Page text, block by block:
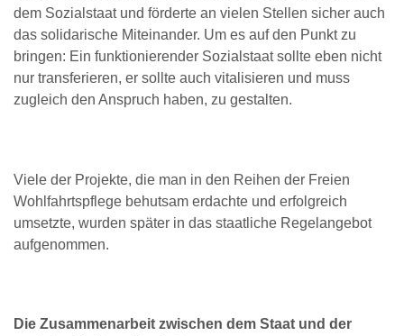
dem Sozialstaat und förderte an vielen Stellen sicher auch
das solidarische Miteinander. Um es auf den Punkt zu
bringen: Ein funktionierender Sozialstaat sollte eben nicht
nur transferieren, er sollte auch vitalisieren und muss
zugleich den Anspruch haben, zu gestalten.
Viele der Projekte, die man in den Reihen der Freien
Wohlfahrtspflege behutsam erdachte und erfolgreich
umsetzte, wurden später in das staatliche Regelangebot
aufgenommen.
Die Zusammenarbeit zwischen dem Staat und der